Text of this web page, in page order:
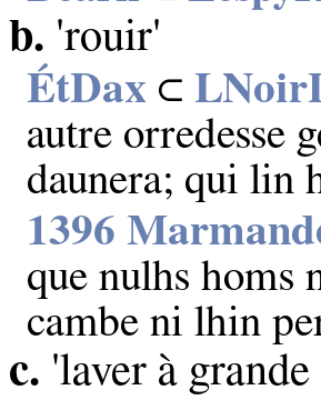
b. 'rouir'
ÉtDax ⊂
autre orredesse
daunera; qui lin
1396
que nulhs homs
cambe ni lhin
c. 'laver à grande